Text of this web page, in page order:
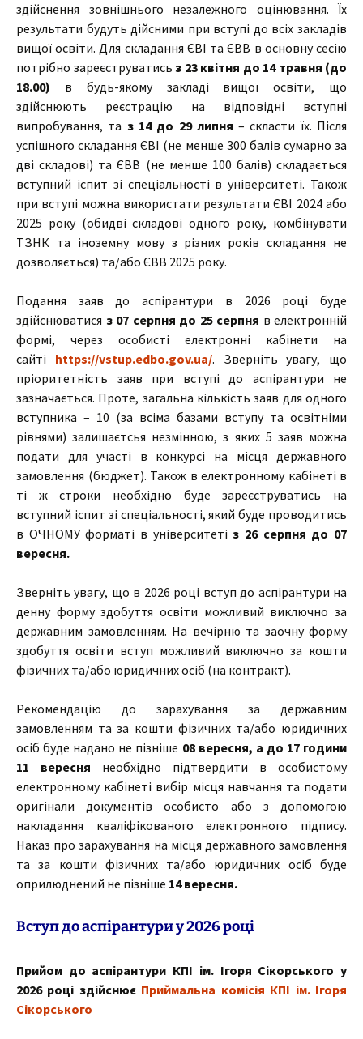
здійснення зовнішнього незалежного оцінювання. Їх
результати будуть дійсними при вступі до всіх закладів
вищої освіти. Для складання ЄВІ та ЄВВ в основну сесію
потрібно зареєструватись з 23 квітня до 14 травня (до
18.00) в будь-якому закладі вищої освіти, що
здійснюють реєстрацію на відповідні вступні
випробування, та з 14 до 29 липня – скласти їх. Після
успішного складання ЄВІ (не менше 300 балів сумарно за
дві складові) та ЄВВ (не менше 100 балів) складається
вступний іспит зі спеціальності в університеті. Також
при вступі можна використати результати ЄВІ 2024 або
2025 року (обидві складові одного року, комбінувати
ТЗНК та іноземну мову з різних років складання не
дозволяється) та/або ЄВВ 2025 року.
Подання заяв до аспірантури в 2026 році буде
здійснюватися з 07 серпня до 25 серпня в електронній
формі, через особисті електронні кабінети на
сайті https://vstup.edbo.gov.ua/. Зверніть увагу, що
пріоритетність заяв при вступі до аспірантури не
зазначається. Проте, загальна кількість заяв для одного
вступника – 10 (за всіма базами вступу та освітніми
рівнями) залишаєтсья незмінною, з яких 5 заяв можна
подати для участі в конкурсі на місця державного
замовлення (бюджет). Також в електронному кабінеті в
ті ж строки необхідно буде зареєструватись на
вступний іспит зі спеціальності, який буде проводитись
в ОЧНОМУ форматі в університеті з 26 серпня до 07
вересня.
Зверніть увагу, що в 2026 році вступ до аспірантури на
денну форму здобуття освіти можливий виключно за
державним замовленням. На вечірню та заочну форму
здобуття освіти вступ можливий виключно за кошти
фізичних та/або юридичних осіб (на контракт).
Рекомендацію до зарахування за державним
замовленням та за кошти фізичних та/або юридичних
осіб буде надано не пізніше 08 вересня, а до 17 години
11 вересня необхідно підтвердити в особистому
електронному кабінеті вибір місця навчання та подати
оригінали документів особисто або з допомогою
накладання кваліфікованого електронного підпису.
Наказ про зарахування на місця державного замовлення
та за кошти фізичних та/або юридичних осіб буде
оприлюднений не пізніше 14 вересня.
Вступ до аспірантури у 2026 році
Прийом до аспірантури КПІ ім. Ігоря Сікорського у
2026 році здійснює Приймальна комісія КПІ ім. Ігоря
Сікорського